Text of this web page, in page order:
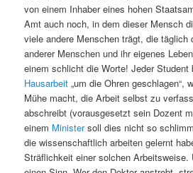
von einem Inhaber eines hohen
Amt auch noch, in dem dieser Mensch
viele andere Menschen trägt, die täglich
anderer Menschen und ihr eigenes
einem schlicht die Worte! Jeder
Hausarbeit „um die Ohren geschlagen“,
Mühe macht, die Arbeit selbst zu
abschreibt (vorausgesetzt sein Dozent
einem Ministersoll dies nicht so
die wissenschaftlich arbeiten gelernt
Sträflichkeit einer solchen Arbeitsweise.